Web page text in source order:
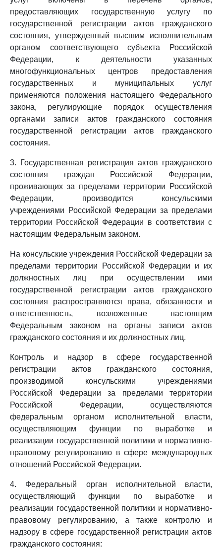
предоставляющих государственную услугу по
государственной регистрации актов гражданского
состояния, утвержденный высшим исполнительным
органом соответствующего субъекта Российской
Федерации, к деятельности указанных
многофункциональных центров предоставления
государственных и муниципальных услуг
применяются положения настоящего Федерального
закона, регулирующие порядок осуществления
органами записи актов гражданского состояния
государственной регистрации актов гражданского
состояния.
3. Государственная регистрация актов гражданского
состояния граждан Российской Федерации,
проживающих за пределами территории Российской
Федерации, производится консульскими
учреждениями Российской Федерации за пределами
территории Российской Федерации в соответствии с
настоящим Федеральным законом.
На консульские учреждения Российской Федерации за
пределами территории Российской Федерации и их
должностных лиц при осуществлении ими
государственной регистрации актов гражданского
состояния распространяются права, обязанности и
ответственность, возложенные настоящим
Федеральным законом на органы записи актов
гражданского состояния и их должностных лиц.
Контроль и надзор в сфере государственной
регистрации актов гражданского состояния,
производимой консульскими учреждениями
Российской Федерации за пределами территории
Российской Федерации, осуществляются
федеральным органом исполнительной власти,
осуществляющим функции по выработке и
реализации государственной политики и нормативно-
правовому регулированию в сфере международных
отношений Российской Федерации.
4. Федеральный орган исполнительной власти,
осуществляющий функции по выработке и
реализации государственной политики и нормативно-
правовому регулированию, а также контролю и
надзору в сфере государственной регистрации актов
гражданского состояния: